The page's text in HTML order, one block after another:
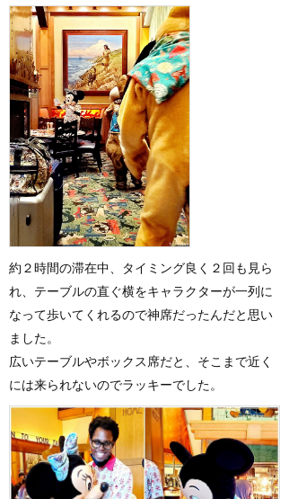
約２時間の滞在中、タイミング良く２回も見ら
れ、テーブルの直ぐ横をキャラクターが一列に
なって歩いてくれるので神席だったんだと思い
ました。
広いテーブルやボックス席だと、そこまで近く
には来られないのでラッキーでした。